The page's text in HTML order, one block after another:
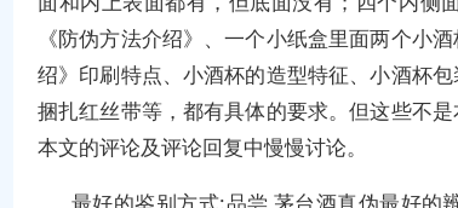
《防伪方法介绍》、一个小纸盒里面两个小
绍》印刷特点、小酒杯的造型特征、小酒杯
捆扎红丝带等，都有具体的要求。但这些不
本文的评论及评论回复中慢慢讨论。